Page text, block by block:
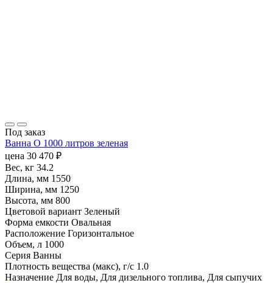
Под заказ
Ванна O 1000 литров зеленая
цена 30 470 ₽
Вес, кг 34.2
Длина, мм 1550
Ширина, мм 1250
Высота, мм 800
Цветовой вариант Зеленый
Форма емкости Овальная
Расположение Горизонтальное
Объем, л 1000
Серия Ванны
Плотность вещества (макс), г/с 1.0
Назначение Для воды, Для дизельного топлива, Для сыпучих